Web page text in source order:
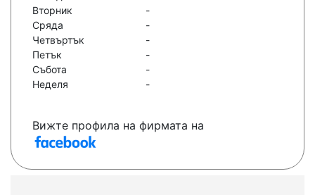
Вторник
-
Сряда
-
Четвъртък
-
Петък
-
Събота
-
Неделя
-
Вижте профила на фирмата на